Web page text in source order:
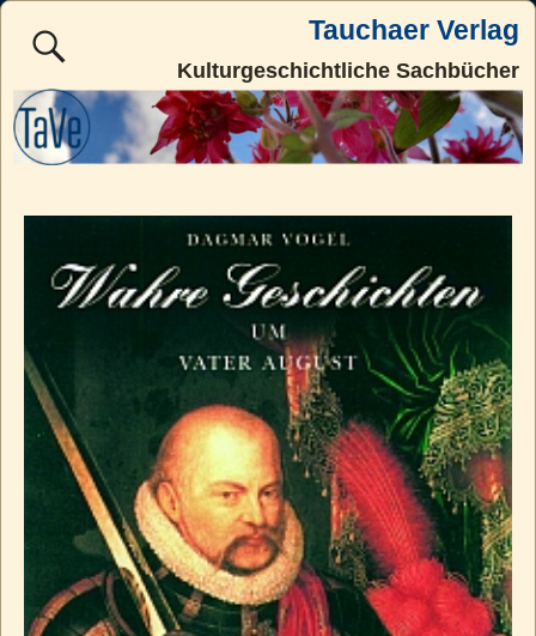
Tauchaer Verlag
Kulturgeschichtliche Sachbücher